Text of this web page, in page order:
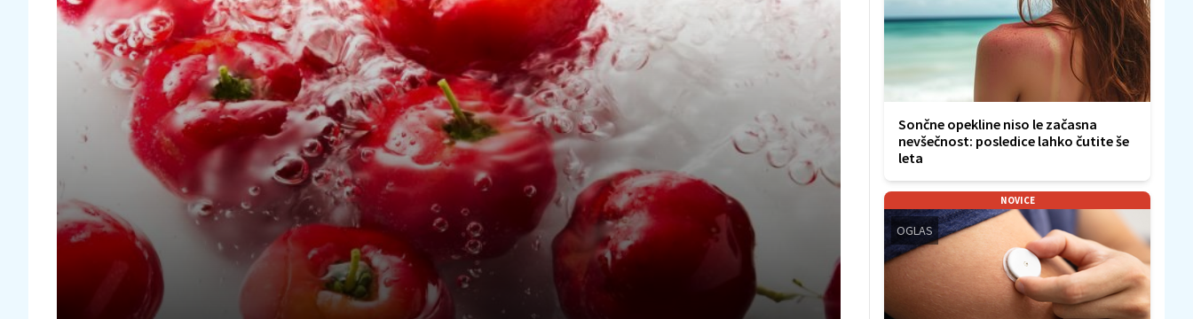
Sončne opekline niso le začasna
nevšečnost: posledice lahko čutite še
leta
NOVICE
OGLAS